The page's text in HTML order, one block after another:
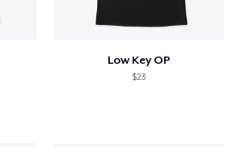
Low Key OP
$23